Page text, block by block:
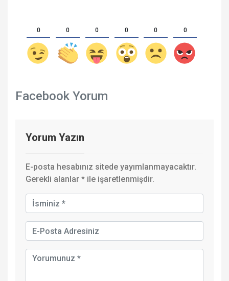
0 0 0 0 0 0
Facebook Yorum
Yorum Yazın
E-posta hesabınız sitede yayımlanmayacaktır.
Gerekli alanlar * ile işaretlenmişdir.